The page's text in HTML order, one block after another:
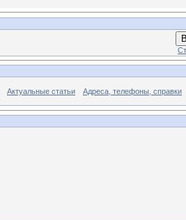
Актуальные статьи Адреса, телефоны, справки